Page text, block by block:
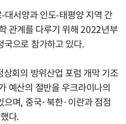
대서양과 인도-태평양 지역 간
관계를 다루기 위해 2022년부
국으로 참가하고 있다.
회의 방위산업 포럼 개막 기조
예산의 절반을 우크라이나의
으며, 중국·북한·이란과 점점
다.